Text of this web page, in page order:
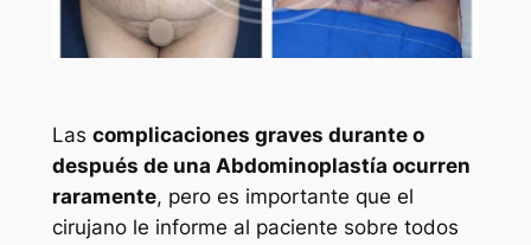
Las complicaciones graves durante o
después de una Abdominoplastía ocurren
raramente, pero es importante que el
cirujano le informe al paciente sobre todos